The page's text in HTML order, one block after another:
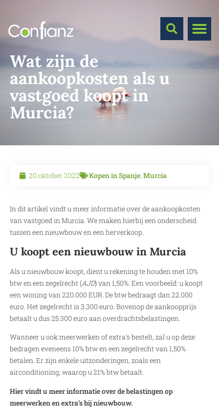
Wat zijn de
aankoopkosten als u
vastgoed koopt in
Murcia?
20 oktober 2022 Kopen in Spanje, Murcia
In dit artikel vindt u meer informatie over de aankoopkosten
van vastgoed in Murcia. We maken hierbij een onderscheid
tussen een nieuwbouw en een herverkoop.
U koopt een nieuwbouw in Murcia
Als u nieuwbouw koopt, dient u rekening te houden met 10%
btw en een zegelrecht (AJD) van 1,50%. Een voorbeeld: u koopt
een woning van 220.000 EUR. De btw bedraagt dan 22.000
euro. Het zegelrecht is 3.300 euro. Bovenop de aankoopprijs
betaalt u dus 25.300 euro aan overdrachtsbelastingen.
Wanneer u ook meerwerken of extra’s bestelt, zal u op deze
bedragen eveneens 10% btw en een zegelrecht van 1,50%
betalen. Er zijn enkele uitzonderingen, zoals een
airconditioning, waarop u 21% btw betaalt.
Hier vindt u meer informatie over de belastingen op
meerwerken en extra’s bij nieuwbouw.